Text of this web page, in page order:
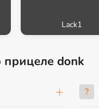
Lack1
прицеле donk
?